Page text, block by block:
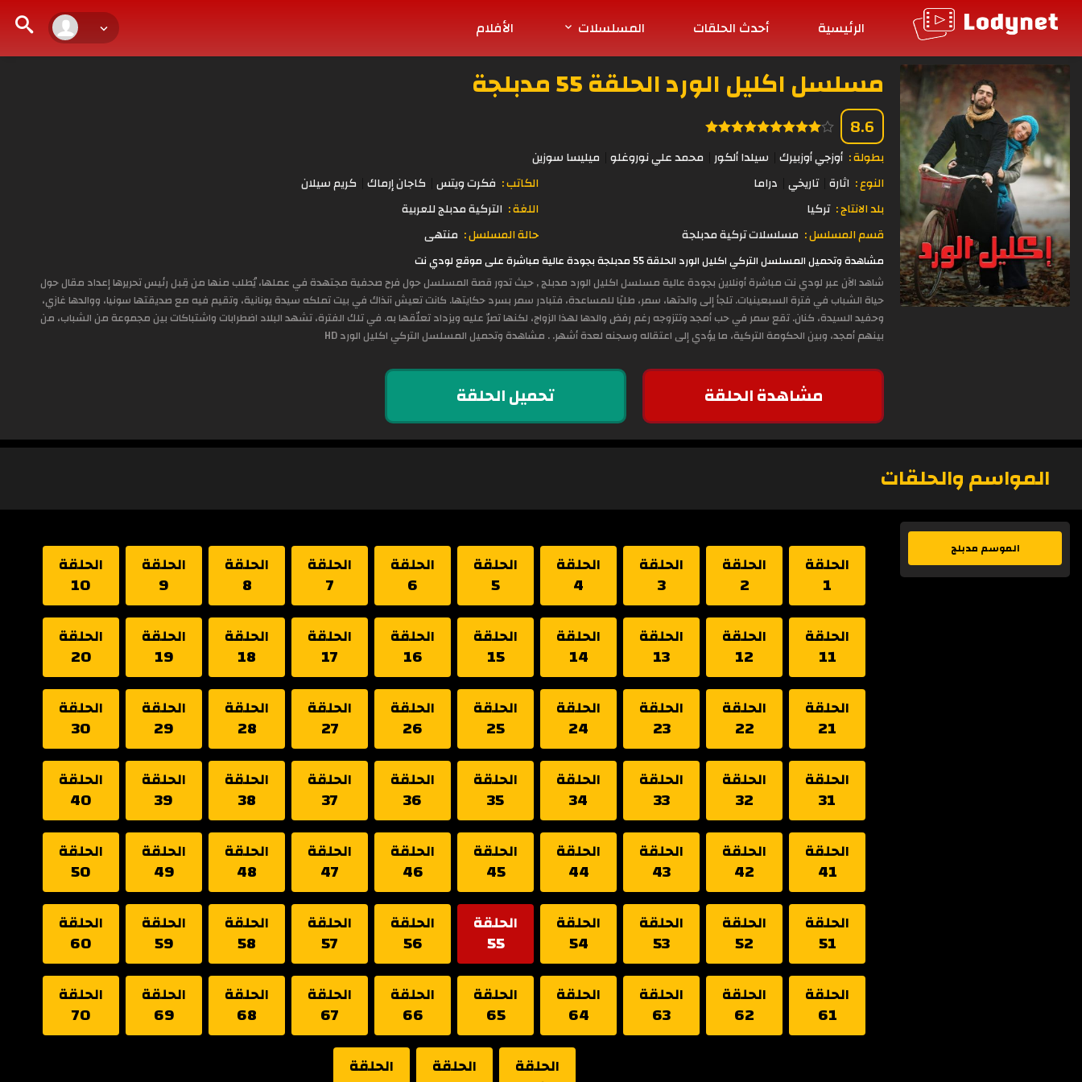
الرئيسية أحدث الحلقات المسلسلات الأفلام
مسلسل اكليل الورد الحلقة 55 مدبلجة
8.6
بطولة : أوزجي أوزبيرك سيلدا ألكور محمد علي نوروغلو ميليسا سوزين
النوع : اثارة تاريخي دراما الكاتب : فكرت ويتس كاجان إرماك كريم سيلان
بلد الانتاج : تركيا اللغة : التركية مدبلج للعربية
قسم المسلسل : مسلسلات تركية مدبلجة حالة المسلسل : منتهى
مشاهدة وتحميل المسلسل التركي اكليل الورد الحلقة 55 مدبلجة بجودة عالية مباشرة على موقع لودي نت
شاهد الآن عبر لودي نت مباشرة أونلاين بجودة عالية مسلسل اكليل الورد مدبلج , حيث تدور قصة المسلسل حول فرح صحفية مجتهدة في عملها، يُطلب منها من قِبل رئيس تحريرها إعداد مقال حول
حياة الشباب في فترة السبعينيات. تلجأ إلى والدتها، سمر، طلبًا للمساعدة، فتبادر سمر بسرد حكايتها. كانت تعيش آنذاك في بيت تملكه سيدة يونانية، وتقيم فيه مع صديقتها سونيا، ووالدها غازي،
وحفيد السيدة، كنان. تقع سمر في حب أمجد وتتزوجه رغم رفض والدها لهذا الزواج، لكنها تصرّ عليه ويزداد تعلّقها به. في تلك الفترة، تشهد البلاد اضطرابات واشتباكات بين مجموعة من الشباب، من
بينهم أمجد، وبين الحكومة التركية، ما يؤدي إلى اعتقاله وسجنه لعدة أشهر. . مشاهدة وتحميل المسلسل التركي اكليل الورد HD
مشاهدة الحلقة تحميل الحلقة
المواسم والحلقات
الموسم مدبلج
الحلقة
1
الحلقة
2
الحلقة
3
الحلقة
4
الحلقة
5
الحلقة
6
الحلقة
7
الحلقة
8
الحلقة
9
الحلقة
10
الحلقة
11
الحلقة
12
الحلقة
13
الحلقة
14
الحلقة
15
الحلقة
16
الحلقة
17
الحلقة
18
الحلقة
19
الحلقة
20
الحلقة
21
الحلقة
22
الحلقة
23
الحلقة
24
الحلقة
25
الحلقة
26
الحلقة
27
الحلقة
28
الحلقة
29
الحلقة
30
الحلقة
31
الحلقة
32
الحلقة
33
الحلقة
34
الحلقة
35
الحلقة
36
الحلقة
37
الحلقة
38
الحلقة
39
الحلقة
40
الحلقة
41
الحلقة
42
الحلقة
43
الحلقة
44
الحلقة
45
الحلقة
46
الحلقة
47
الحلقة
48
الحلقة
49
الحلقة
50
الحلقة
51
الحلقة
52
الحلقة
53
الحلقة
54
الحلقة
55
الحلقة
56
الحلقة
57
الحلقة
58
الحلقة
59
الحلقة
60
الحلقة
61
الحلقة
62
الحلقة
63
الحلقة
64
الحلقة
65
الحلقة
66
الحلقة
67
الحلقة
68
الحلقة
69
الحلقة
70
الحلقة الحلقة الحلقة